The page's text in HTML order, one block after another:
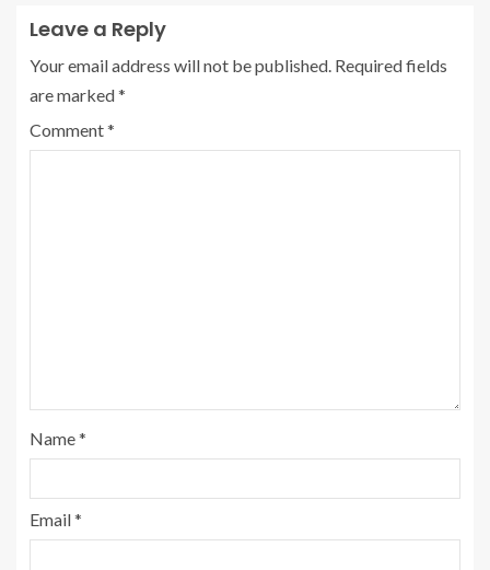
Leave a Reply
Your email address will not be published. Required fields
are marked*
Comment*
Name*
Email*